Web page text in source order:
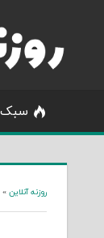
content
سبک
روزنه آنلاین »